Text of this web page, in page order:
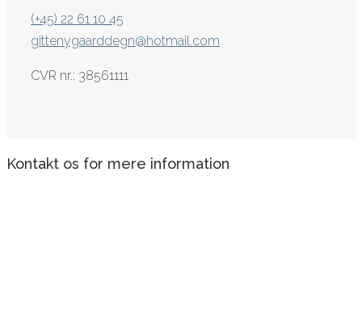
(+45) 22 61 10 45
gittenygaarddegn@hotmail.com
CVR nr.: 38561111
Kontakt os for mere information